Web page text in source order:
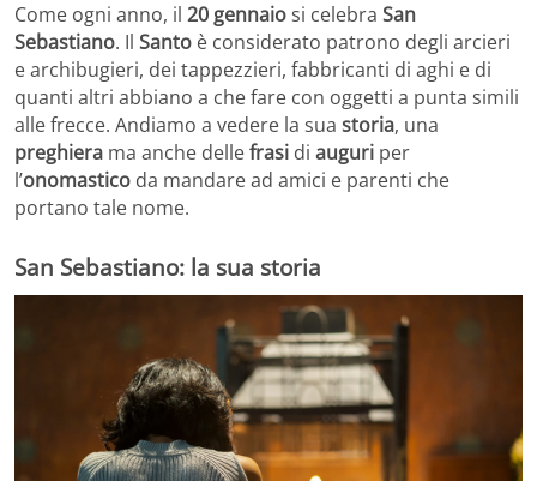
Come ogni anno, il 20 gennaiosi celebra San
Sebastiano. Il Santo è considerato patrono degli arcieri
e archibugieri, dei tappezzieri, fabbricanti di aghi e di
quanti altri abbiano a che fare con oggetti a punta simili
alle frecce. Andiamo a vedere la sua storia, una
preghiera ma anche dellefrasi di auguri per
l’onomastico da mandare ad amici e parenti che
portano tale nome.
San Sebastiano: la sua storia